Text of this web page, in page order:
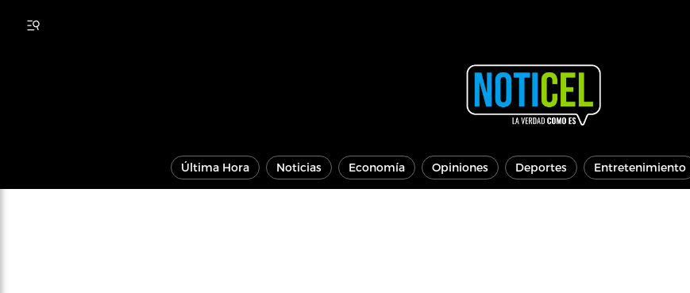
Última Hora Noticias Economía Opiniones Deportes Entretenimiento